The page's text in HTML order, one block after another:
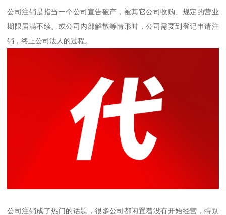
公司注销是指当一个公司宣告破产，被其它公司收购、规定的营业
期限届满不续、或公司内部解散等情形时，公司需要到登记申请注
销，终止公司法人的过程。
公司注销成了热门的话题，很多公司都闲置着没有开始经营，特别